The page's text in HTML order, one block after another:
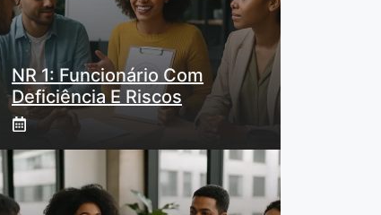
NR 1: Funcionário Com
Deficiência E Riscos